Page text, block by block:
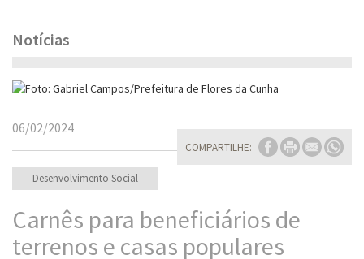
Notícias
COMPARTILHE:
06/02/2024
Desenvolvimento Social
Carnês para beneficiários de
terrenos e casas populares